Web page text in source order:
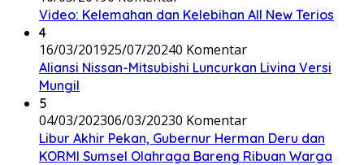
Video: Kelemahan dan Kelebihan All New Terios
4
16/03/201925/07/20240 Komentar
Aliansi Nissan-Mitsubishi Luncurkan Livina Versi
Mungil
5
04/03/202306/03/20230 Komentar
Libur Akhir Pekan, Gubernur Herman Deru dan
KORMI Sumsel Olahraga Bareng Ribuan Warga